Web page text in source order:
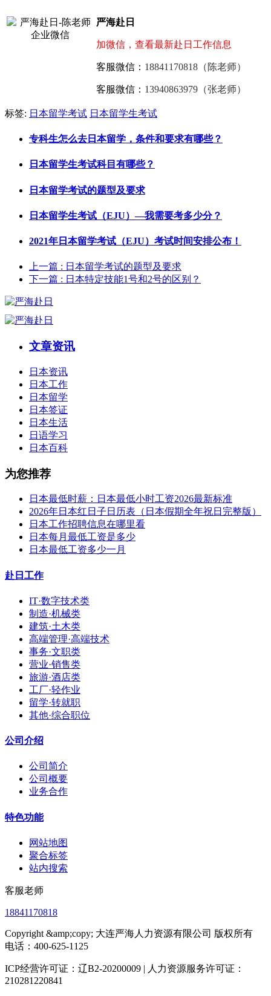
严海赴日
加微信，查看最新赴日工作信息
客服微信： 18841170818（陈老师）
客服微信： 13940863979（张老师）
标签: 日本留学考试 日本留学生考试
专科生怎么去日本留学，条件和要求有哪些？
日本留学生考试科目有哪些？
日本留学考试的题型及要求
日本留学生考试（EJU）—我需要考多少分？
2021年日本留学考试（EJU）考试时间安排公布！
上一篇 : 日本留学考试的题型及要求
下一篇 : 日本特定技能1号和2号的区别？
文章资讯
日本资讯
日本工作
日本留学
日本签证
日本生活
日语学习
日本百科
为您推荐
日本最低时薪：日本最低小时工资2026最新标准
2026年日本红日子日历表（日本假期全年祝日完整版）
日本工作招聘信息在哪里看
日本每月最低工资是多少
日本最低工资多少一月
赴日工作
IT·数字技术类
制造·机械类
建筑·土木类
高端管理·高端技术
事务·文职类
营业·销售类
旅游·酒店类
工厂·轻作业
留学·转就职
其他·综合职位
公司介绍
公司简介
公司概要
业务合作
特色功能
网站地图
聚合标签
站内搜索
客服老师
18841170818
Copyright &amp;copy; 大连严海人力资源有限公司 版权所有
电话：400-625-1125
ICP经营许可证：辽B2-20200009 | 人力资源服务许可证：
210281220841